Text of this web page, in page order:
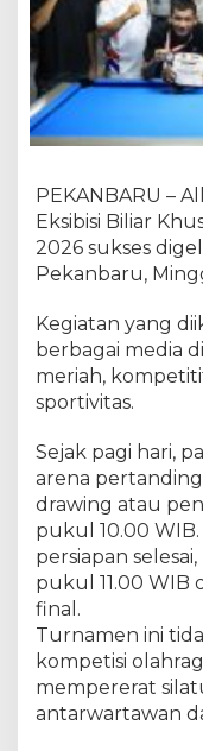
B
i
l
i
r
t
a
w
n
P
e
b
a
r
u
-
R
a
2
0
2
PEKANBARU –
Eksibisi Biliar
2026 sukses
Pekanbaru,
Kegiatan yang
berbagai media
meriah,
sportivitas.
Sejak pagi hari,
arena
drawing atau
pukul 10.00
persiapan
pukul 11.00 WIB
final.
Turnamen ini
kompetisi
mempererat
antarwartawan